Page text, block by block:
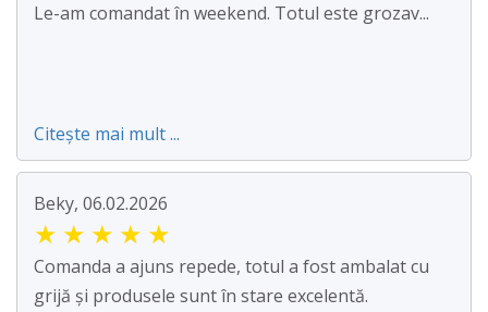
Le-am comandat în weekend. Totul este grozav...
Citește mai mult ...
Beky, 06.02.2026
★ ★ ★ ★ ★
Comanda a ajuns repede, totul a fost ambalat cu
grijă și produsele sunt în stare excelentă.